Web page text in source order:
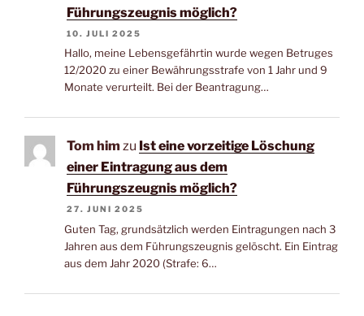
Führungszeugnis möglich?
10. JULI 2025
Hallo, meine Lebensgefährtin wurde wegen Betruges
12/2020 zu einer Bewährungsstrafe von 1 Jahr und 9
Monate verurteilt. Bei der Beantragung…
Tom him zu Ist eine vorzeitige Löschung
einer Eintragung aus dem
Führungszeugnis möglich?
27. JUNI 2025
Guten Tag, grundsätzlich werden Eintragungen nach 3
Jahren aus dem Führungszeugnis gelöscht. Ein Eintrag
aus dem Jahr 2020 (Strafe: 6…